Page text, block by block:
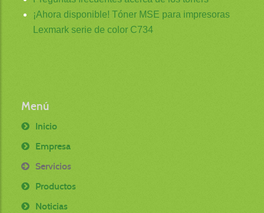
¡Ahora disponible! Tóner MSE para impresoras
Lexmark serie de color C734
Menú
Inicio
Empresa
Servicios
Productos
Noticias